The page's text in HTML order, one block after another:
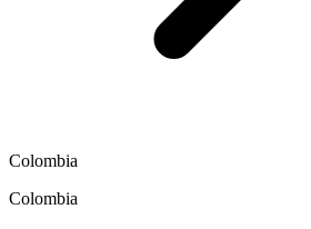
Colombia
Colombia